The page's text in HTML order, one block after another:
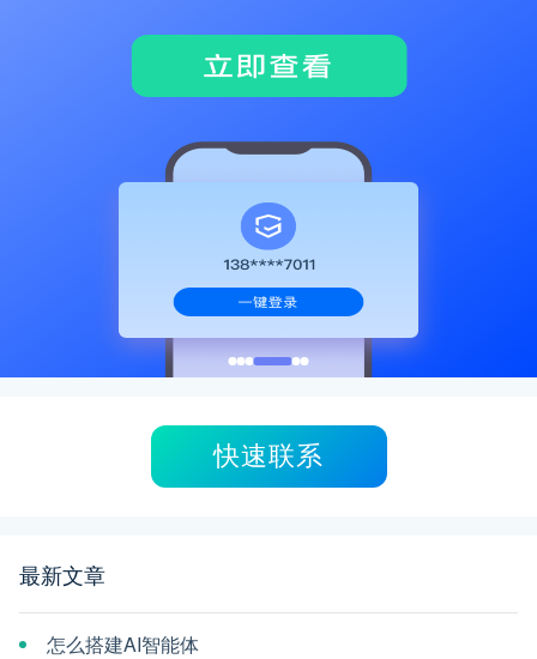
快速联系
最新文章
怎么搭建AI智能体